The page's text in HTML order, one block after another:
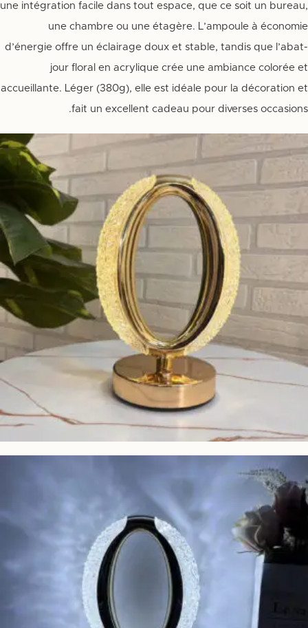
une intégration facile dans tout espace, que ce soit un bureau,
une chambre ou une étagère. L’ampoule à économie
d’énergie offre un éclairage doux et stable, tandis que l’abat-
jour floral en acrylique crée une ambiance colorée et
accueillante. Léger (380g), elle est idéale pour la décoration et
fait un excellent cadeau pour diverses occasions.